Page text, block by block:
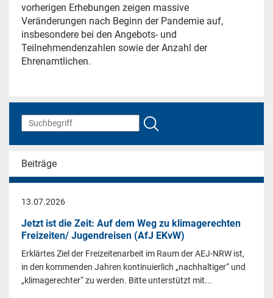
vorherigen Erhebungen zeigen massive
Veränderungen nach Beginn der Pandemie auf,
insbesondere bei den Angebots- und
Teilnehmendenzahlen sowie der Anzahl der
Ehrenamtlichen.
Beiträge
13.07.2026
Jetzt ist die Zeit: Auf dem Weg zu klimagerechten
Freizeiten/ Jugendreisen (AfJ EKvW)
Erklärtes Ziel der Freizeitenarbeit im Raum der AEJ-NRW ist,
in den kommenden Jahren kontinuierlich „nachhaltiger“ und
„klimagerechter“ zu werden. Bitte unterstützt mit...